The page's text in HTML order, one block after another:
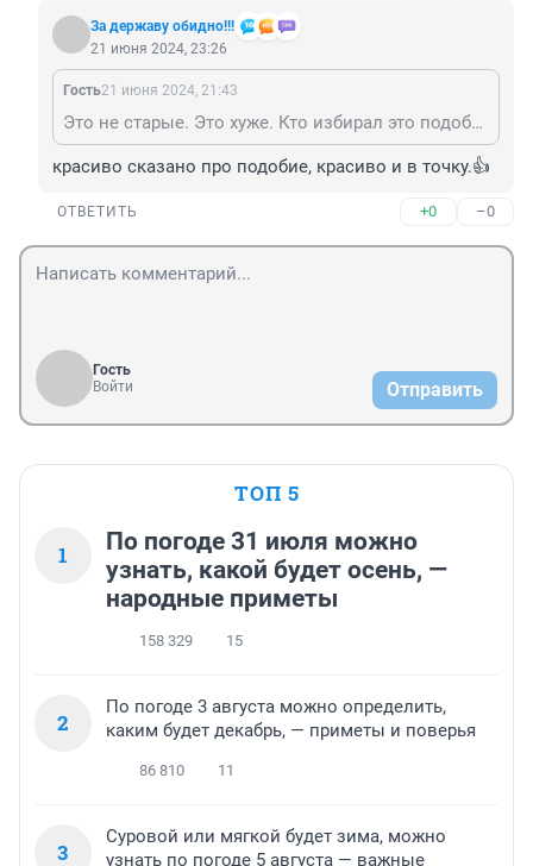
За державу обидно!!!
21 июня 2024, 23:26
Гость21 июня 2024, 21:43
Это не старые. Это хуже. Кто избирал это подобие мэра? На тех теперь он и рабоет.
красиво сказано про подобие, красиво и в точку.👍
ОТВЕТИТЬ +0 –0
Гость
Войти
Отправить
ТОП 5
1
По погоде 31 июля можно
узнать, какой будет осень, —
народные приметы
158 329 15
2
По погоде 3 августа можно определить,
каким будет декабрь, — приметы и поверья
86 810 11
3
Суровой или мягкой будет зима, можно
узнать по погоде 5 августа — важные